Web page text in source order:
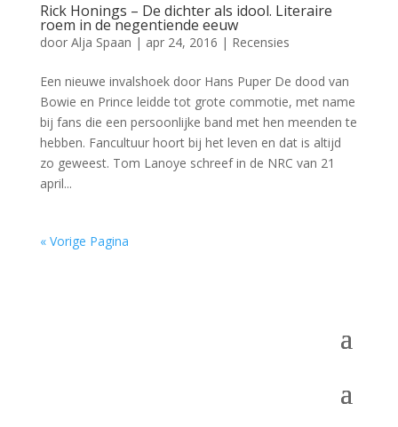
Rick Honings – De dichter als idool. Literaire
roem in de negentiende eeuw
door Alja Spaan | apr 24, 2016 | Recensies
Een nieuwe invalshoek door Hans Puper De dood van
Bowie en Prince leidde tot grote commotie, met name
bij fans die een persoonlijke band met hen meenden te
hebben. Fancultuur hoort bij het leven en dat is altijd
zo geweest. Tom Lanoye schreef in de NRC van 21
april...
« Vorige Pagina